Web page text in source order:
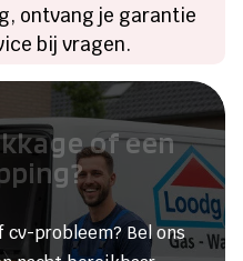
ontvang je garantie
bij vragen.
of een
probleem? Bel ons